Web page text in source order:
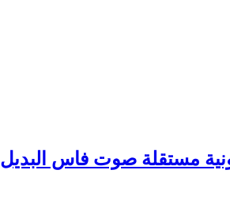
صوت فاس البديل